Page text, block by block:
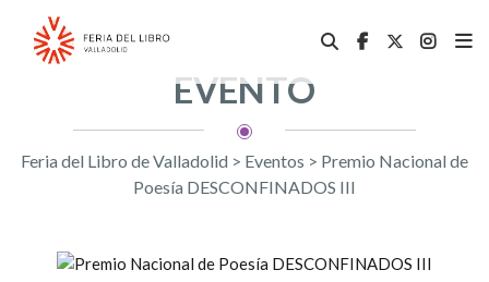
EVENTO
Feria del Libro de Valladolid > Eventos > Premio Nacional de
Poesía DESCONFINADOS III